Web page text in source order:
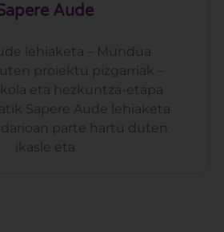
Aude
lehiaketa – Mundua
proiektu pizgarriak –
eta hezkuntza-etapa
Sapere Aude lehiaketa
parte hartu duten
ikasle eta